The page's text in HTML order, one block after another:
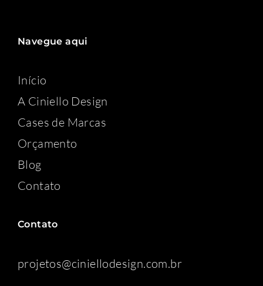
Navegue aqui
Início
A Ciniello Design
Cases de Marcas
Orçamento
Blog
Contato
Contato
projetos@ciniellodesign.com.br